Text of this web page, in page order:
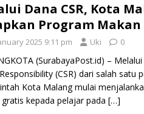
Dana CSR, Kota
Program
2025 9:11 pm Uki 0
(SurabayaPost.id) –
(CSR) dari salah satu
Kota Malang mulai
kepada pelajar pada […]